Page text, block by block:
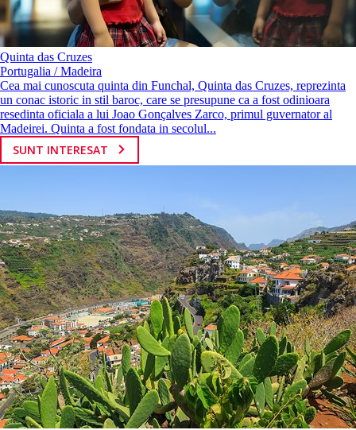
Quinta das Cruzes
Portugalia / Madeira
Cea mai cunoscuta quinta din Funchal, Quinta das Cruzes, reprezinta
un conac istoric in stil baroc, care se presupune ca a fost odinioara
resedinta oficiala a lui Joao Gonçalves Zarco, primul guvernator al
Madeirei. Quinta a fost fondata in secolul...
SUNT INTERESAT